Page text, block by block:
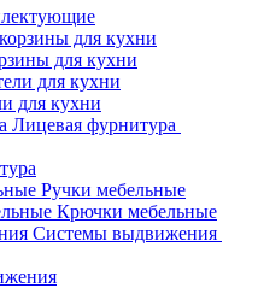
для кухни
для кухни
Лицевая фурнитура
Ручки мебельные
Крючки мебельные
Системы выдвижения